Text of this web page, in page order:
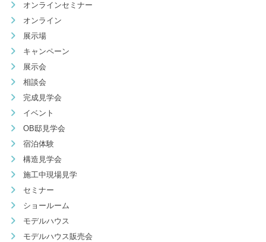
オンラインセミナー
オンライン
展示場
キャンペーン
展示会
相談会
完成見学会
イベント
OB邸見学会
宿泊体験
構造見学会
施工中現場見学
セミナー
ショールーム
モデルハウス
モデルハウス販売会